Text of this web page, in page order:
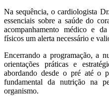
Na sequência, o cardiologista
essenciais sobre a saúde do
acompanhamento médico e
físicos um alerta necessário e
Encerrando a programação, a
orientações práticas e
abordando desde o pré até o
fundamental da nutrição na
organismo.